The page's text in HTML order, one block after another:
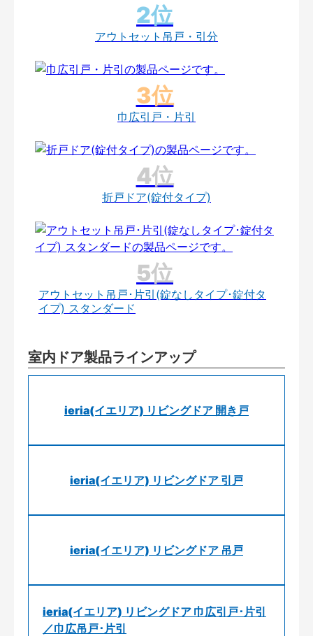
アウトセット吊戸・引分
巾広引戸・片引
折戸ドア(錠付タイプ)
アウトセット吊戸･片引(錠なしタイプ･錠付タ
イプ) スタンダード
室内ドア製品ラインアップ
ieria(イエリア) リビングドア 開き戸
ieria(イエリア) リビングドア 引戸
ieria(イエリア) リビングドア 吊戸
ieria(イエリア) リビングドア 巾広引戸･片引
／巾広吊戸･片引